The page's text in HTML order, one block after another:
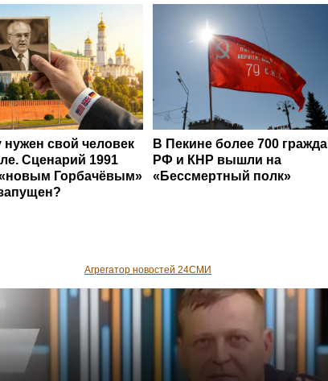
нужен свой человек
Сценарий 1991
«новым Горбачёвым»
В Пекине более 700
РФ и КНР вышли на
«Бессмертный полк»
Агрегатор новостей 24СМИ